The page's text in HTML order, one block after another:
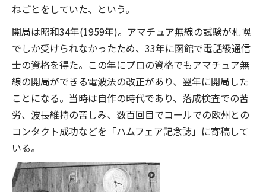
ねごとをしていた、という。
開局は昭和34年(1959年)。アマチュア無線の試験が札幌
でしか受けられなかったため、33年に函館で電話級通信
士の資格を得た。この年にプロの資格でもアマチュア無
線の開局ができる電波法の改正があり、翌年に開局した
ことになる。当時は自作の時代であり、落成検査での苦
労、波長維持の苦しみ、数百回目でコールでの欧州との
コンタクト成功などを「ハムフェア記念誌」に寄稿して
いる。